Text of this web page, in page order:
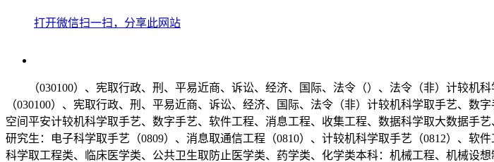
打开微信扫一扫，分享此网站
（030100）、宪取行政、刑、平易近商、诉讼、经济、国际、法令（）、法令（非）计较机
（030100）、宪取行政、刑、平易近商、诉讼、经济、国际、法令（非）计较机科学取手艺、
空间平安计较机科学取手艺、数字手艺、软件工程、消息工程、收集工程、数据科学取大数据手
研究生：电子科学取手艺（0809）、消息取通信工程（0810）、计较机科学取手艺（0812）、软
科学取工程类、临床医学类、公共卫生取防止医学类、药学类、化学类本科：机械工程、机械设